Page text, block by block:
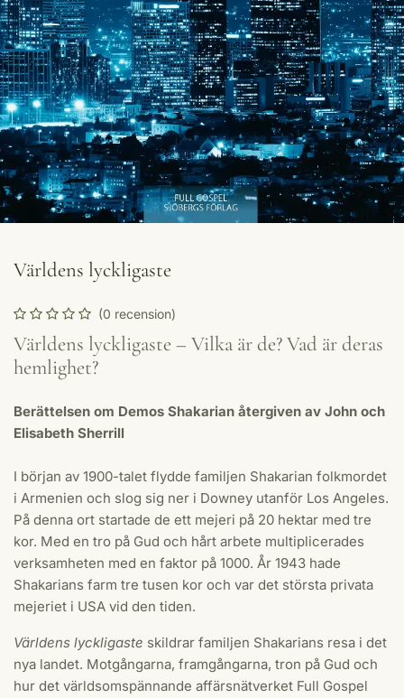
Världens lyckligaste
(0 recension)
Världens lyckligaste – Vilka är de? Vad är deras
hemlighet?
Berättelsen om Demos Shakarian återgiven av John och
Elisabeth Sherrill
I början av 1900-talet flydde familjen Shakarian folkmordet
i Armenien och slog sig ner i Downey utanför Los Angeles.
På denna ort startade de ett mejeri på 20 hektar med tre
kor. Med en tro på Gud och hårt arbete multiplicerades
verksamheten med en faktor på 1000. År 1943 hade
Shakarians farm tre tusen kor och var det största privata
mejeriet i USA vid den tiden.
Världens lyckligaste skildrar familjen Shakarians resa i det
nya landet. Motgångarna, framgångarna, tron på Gud och
hur det världsomspännande affärsnätverket Full Gospel